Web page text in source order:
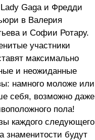
Gaga и Фредди
в Валерия
и Софии Ротару.
участники
максимально
и неожиданные
намного моложе или
себя, возможно даже
пола!
каждого следующего
знаменитости будут